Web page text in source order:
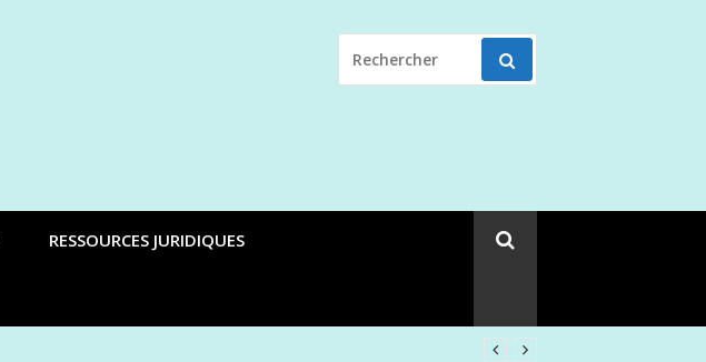
POUR
:
RESSOURCES JURIDIQUES